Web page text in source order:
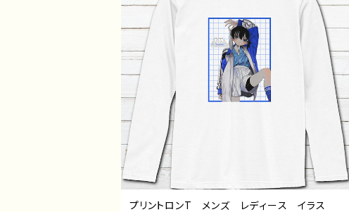
プリントロンT メンズ レディース イラス